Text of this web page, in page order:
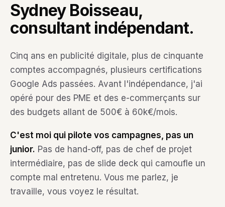
Sydney Boisseau,
consultant indépendant.
Cinq ans en publicité digitale, plus de cinquante
comptes accompagnés, plusieurs certifications
Google Ads passées. Avant l'indépendance, j'ai
opéré pour des PME et des e-commerçants sur
des budgets allant de 500€ à 60k€/mois.
C'est moi qui pilote vos campagnes, pas un
junior. Pas de hand-off, pas de chef de projet
intermédiaire, pas de slide deck qui camoufle un
compte mal entretenu. Vous me parlez, je
travaille, vous voyez le résultat.